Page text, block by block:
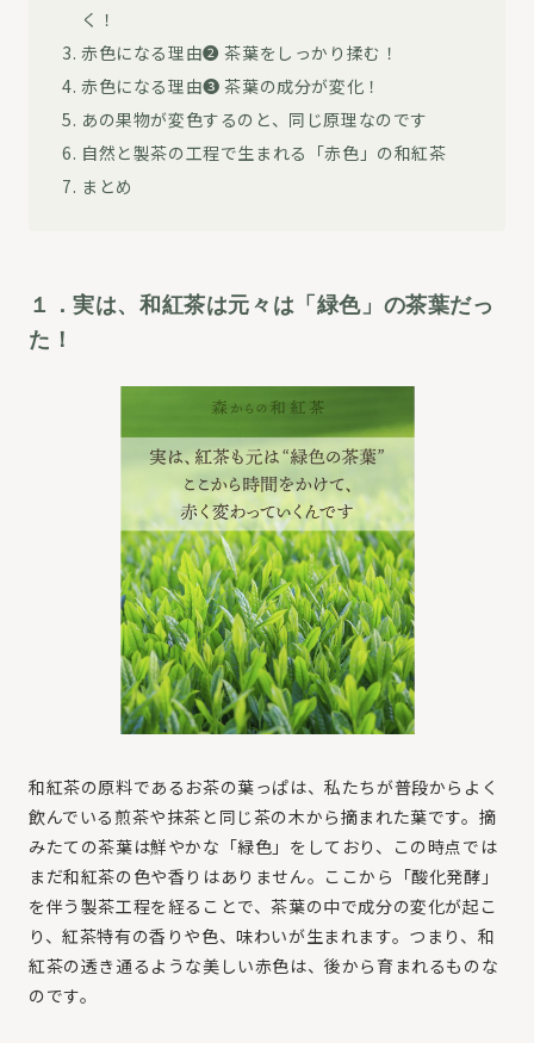
く！
赤色になる理由❷ 茶葉をしっかり揉む！
赤色になる理由❸ 茶葉の成分が変化！
あの果物が変色するのと、同じ原理なのです
自然と製茶の工程で生まれる「赤色」の和紅茶
まとめ
１．実は、和紅茶は元々は「緑色」の茶葉だっ
た！
和紅茶の原料であるお茶の葉っぱは、私たちが普段からよく
飲んでいる煎茶や抹茶と同じ茶の木から摘まれた葉です。摘
みたての茶葉は鮮やかな「緑色」をしており、この時点では
まだ和紅茶の色や香りはありません。ここから「酸化発酵」
を伴う製茶工程を経ることで、茶葉の中で成分の変化が起こ
り、紅茶特有の香りや色、味わいが生まれます。つまり、和
紅茶の透き通るような美しい赤色は、後から育まれるものな
のです。